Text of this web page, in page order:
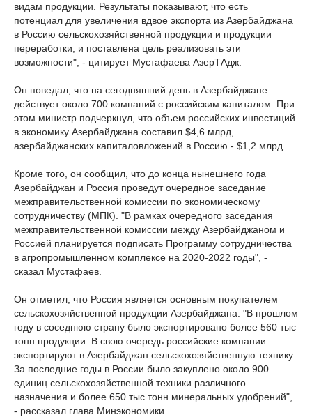
видам продукции. Результаты показывают, что есть
потенциал для увеличения вдвое экспорта из Азербайджана
в Россию сельскохозяйственной продукции и продукции
переработки, и поставлена цель реализовать эти
возможности", - цитирует Мустафаева АзерТАдж.
Он поведал, что на сегодняшний день в Азербайджане
действует около 700 компаний с российским капиталом. При
этом министр подчеркнул, что объем российских инвестиций
в экономику Азербайджана составил $4,6 млрд,
азербайджанских капиталовложений в Россию - $1,2 млрд.
Кроме того, он сообщил, что до конца нынешнего года
Азербайджан и Россия проведут очередное заседание
межправительственной комиссии по экономическому
сотрудничеству (МПК). "В рамках очередного заседания
межправительственной комиссии между Азербайджаном и
Россией планируется подписать Программу сотрудничества
в агропромышленном комплексе на 2020-2022 годы", -
сказал Мустафаев.
Он отметил, что Россия является основным покупателем
сельскохозяйственной продукции Азербайджана. "В прошлом
году в соседнюю страну было экспортировано более 560 тыс
тонн продукции. В свою очередь российские компании
экспортируют в Азербайджан сельскохозяйственную технику.
За последние годы в России было закуплено около 900
единиц сельскохозяйственной техники различного
назначения и более 650 тыс тонн минеральных удобрений",
- рассказал глава Минэкономики.